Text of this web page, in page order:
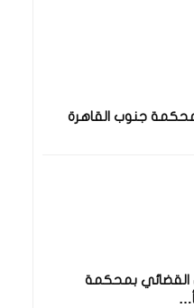
جنوب القاهرة
بمحكمة